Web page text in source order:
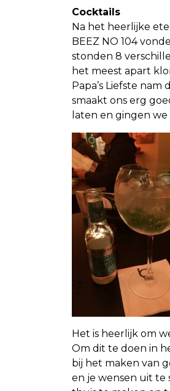
Cocktails
Na het heerlijke
BEEZ NO 104
stonden 8
het meest apart
Papa’s Liefste nam
smaakt ons erg
laten en gingen we
Het is heerlijk om
Om dit te doen in
bij het maken van
en je wensen uit te